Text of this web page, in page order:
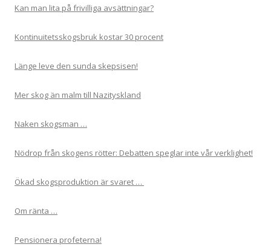
Kan man lita på frivilliga avsättningar?
Kontinuitetsskogsbruk kostar 30 procent
Länge leve den sunda skepsisen!
Mer skog än malm till Nazityskland
Naken skogsman …
Nödrop från skogens rötter: Debatten speglar inte vår verklighet!
Ökad skogsproduktion är svaret …
Om ränta …
Pensionera profeterna!